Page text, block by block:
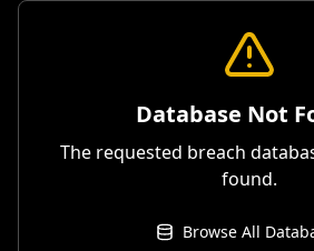
Database Not
The requested breach
found.
Browse All